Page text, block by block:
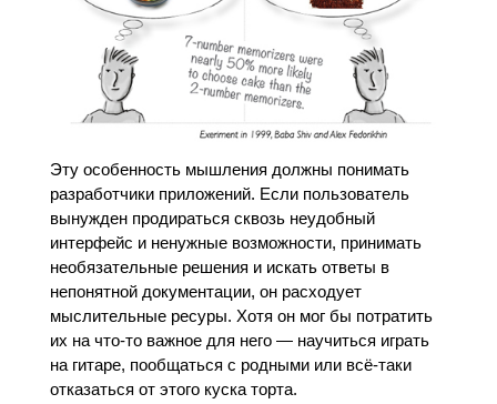
Эту особенность мышления должны понимать
разработчики приложений. Если пользователь
вынужден продираться сквозь неудобный
интерфейс и ненужные возможности, принимать
необязательные решения и искать ответы в
непонятной документации, он расходует
мыслительные ресуры. Хотя он мог бы потратить
их на что-то важное для него — научиться играть
на гитаре, пообщаться с родными или всё-таки
отказаться от этого куска торта.